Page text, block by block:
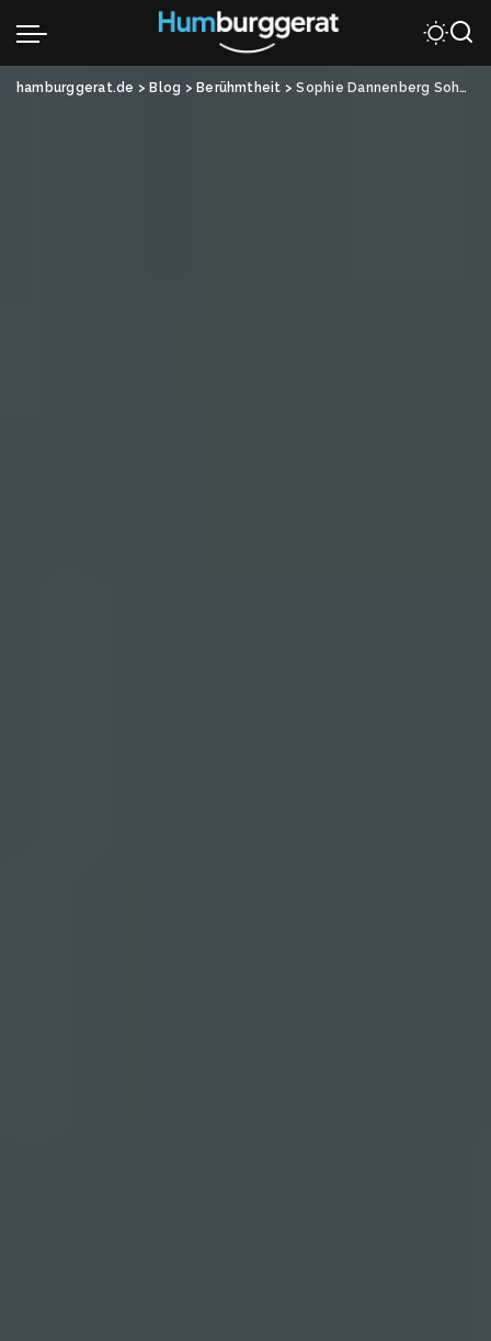
hamburggerat.de > Blog > Berühmtheit >Sophie Dannenberg Sohn: Fakten & Hintergründe